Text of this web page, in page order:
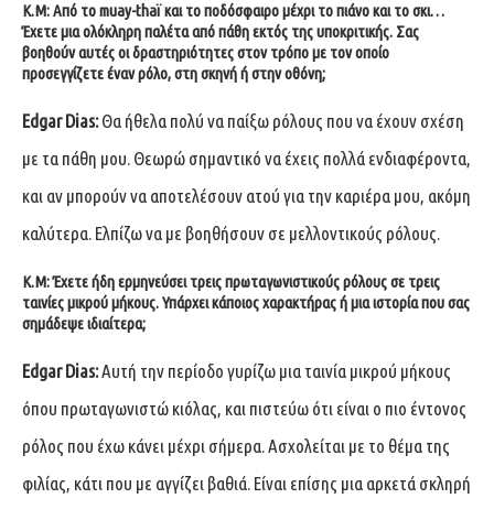
Κ.Μ: Από το muay-thaï και το ποδόσφαιρο μέχρι το πιάνο και το σκι…
Έχετε μια ολόκληρη παλέτα από πάθη εκτός της υποκριτικής. Σας
βοηθούν αυτές οι δραστηριότητες στον τρόπο με τον οποίο
προσεγγίζετε έναν ρόλο, στη σκηνή ή στην οθόνη;
Edgar Dias:Θα ήθελα πολύ να παίξω ρόλους που να έχουν σχέση
με τα πάθη μου. Θεωρώ σημαντικό να έχεις πολλά ενδιαφέροντα,
και αν μπορούν να αποτελέσουν ατού για την καριέρα μου, ακόμη
καλύτερα. Ελπίζω να με βοηθήσουν σε μελλοντικούς ρόλους.
Κ.Μ:Έχετε ήδη ερμηνεύσει τρεις πρωταγωνιστικούς ρόλους σε τρεις
ταινίες μικρού μήκους. Υπάρχει κάποιος χαρακτήρας ή μια ιστορία που σας
σημάδεψε ιδιαίτερα;
Edgar Dias:Αυτή την περίοδο γυρίζω μια ταινία μικρού μήκους
όπου πρωταγωνιστώ κιόλας, και πιστεύω ότι είναι ο πιο έντονος
ρόλος που έχω κάνει μέχρι σήμερα. Ασχολείται με το θέμα της
φιλίας, κάτι που με αγγίζει βαθιά. Είναι επίσης μια αρκετά σκληρή